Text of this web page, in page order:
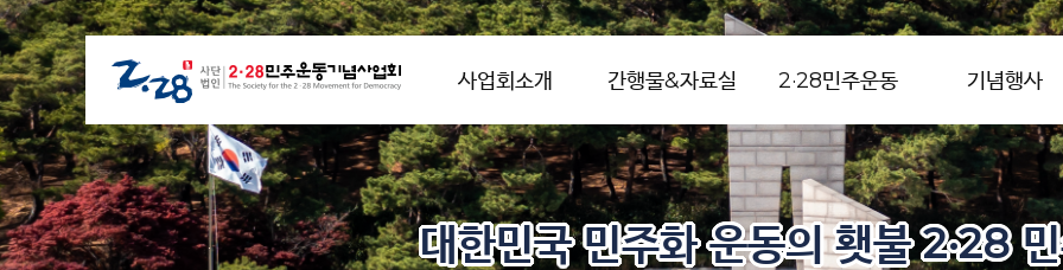
사업회소개 간행물&자료실 2·28민주운동 기념행사
대한민국 민주화 운동의 횃불 2·28